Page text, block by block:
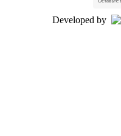
Developed by